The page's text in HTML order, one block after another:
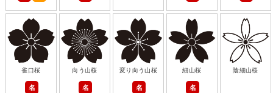
雀口桜
名
向う山桜
名
変り向う山桜
名
細山桜
名
陰細山桜